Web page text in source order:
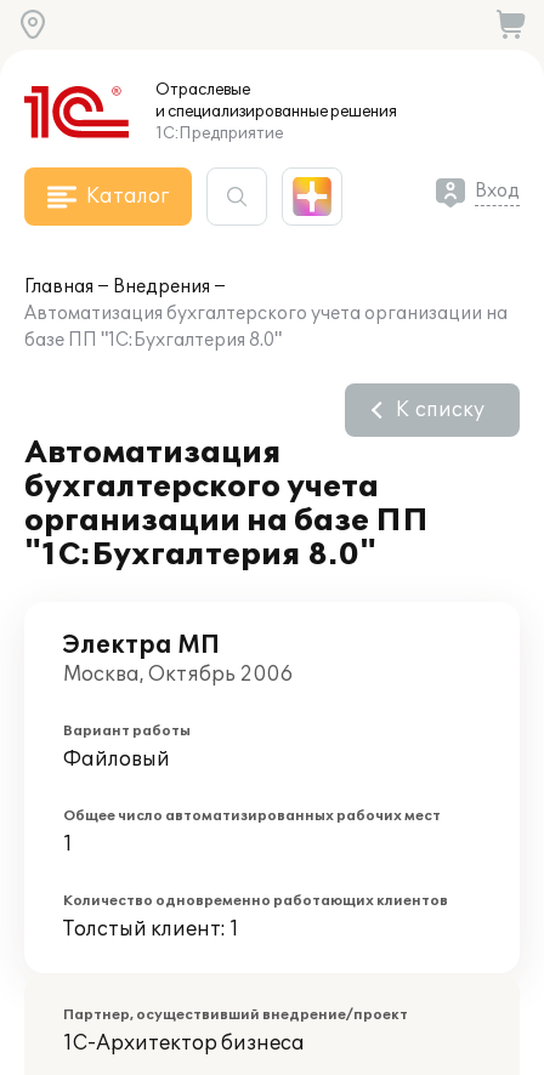
Отраслевые
и специализированныерешения
1С:Предприятие
Каталог Вход
Главная
Внедрения
Автоматизация бухгалтерского учета организации на
базе ПП "1С:Бухгалтерия 8.0"
Автоматизация
бухгалтерского учета
организации на базе ПП
"1С:Бухгалтерия 8.0"
К списку
Электра МП
Москва, Октябрь 2006
Вариант работы
Файловый
Общее число автоматизированных рабочих мест
1
Количество одновременно работающих клиентов
Толстый клиент: 1
Партнер, осуществивший внедрение/проект
1С-Архитектор бизнеса